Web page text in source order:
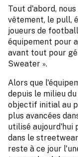
Tout d'abord,
vêtement, le pull,
joueurs de
équipement pour
avant tout pour
Sweater ».
Alors que
depuis le milieu
objectif initial au
plus avancées
utilisé aujourd'hui
dans le
reste à ce jour